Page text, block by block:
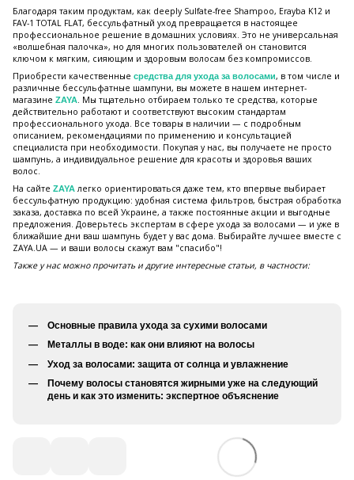
Благодаря таким продуктам, как deeply Sulfate-free Shampoo, Erayba K12 и
FAV-1 TOTAL FLAT, бессульфатный уход превращается в настоящее
профессиональное решение в домашних условиях. Это не универсальная
«волшебная палочка», но для многих пользователей он становится
ключом к мягким, сияющим и здоровым волосам без компромиссов.
Приобрести качественные средства для ухода за волосами, в том числе и
различные бессульфатные шампуни, вы можете в нашем интернет-
магазине ZAYA. Мы тщательно отбираем только те средства, которые
действительно работают и соответствуют высоким стандартам
профессионального ухода. Все товары в наличии — с подробным
описанием, рекомендациями по применению и консультацией
специалиста при необходимости. Покупая у нас, вы получаете не просто
шампунь, а индивидуальное решение для красоты и здоровья ваших
волос.
На сайте ZAYAлегко ориентироваться даже тем, кто впервые выбирает
бессульфатную продукцию: удобная система фильтров, быстрая обработка
заказа, доставка по всей Украине, а также постоянные акции и выгодные
предложения. Доверьтесь экспертам в сфере ухода за волосами — и уже в
ближайшие дни ваш шампунь будет у вас дома. Выбирайте лучшее вместе с
ZAYA.UA — и ваши волосы скажут вам "спасибо"!
Также у нас можно прочитать и другие интересные статьи, в частности:
Основные правила ухода за сухими волосами
Металлы в воде: как они влияют на волосы
Уход за волосами: защита от солнца и увлажнение
Почему волосы становятся жирными уже на следующий
день и как это изменить: экспертное объяснение